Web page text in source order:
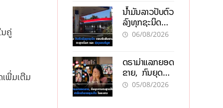
ຄູ່
ພີ່ມເຕີມ
ເປົ້າໝາຍ 2035
ນໍ້າມັນລາວປັບຕົວ
ລົງທຸກຊະນິດ
ຕອບຮັບສັນຍານ
ແຄບຮໍມູສ
06/08/2026
ດຣາມ່າແລກຍອດ
ຂາຍ, ກົນຍຸດ
ການຕະຫຼາດສີ
05/08/2026